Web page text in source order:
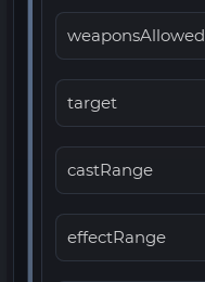
weaponsAllowed
target
castRange
effectRange